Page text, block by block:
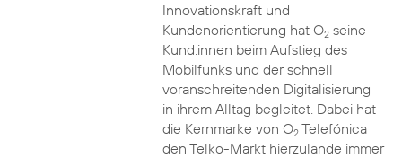
Innovationskraft und
Kundenorientierung hat O2seine
Kund:innen beim Aufstieg des
Mobilfunks und der schnell
voranschreitenden Digitalisierung
in ihrem Alltag begleitet. Dabei hat
die Kernmarke von O2Telefónica
den Telko-Markt hierzulande immer